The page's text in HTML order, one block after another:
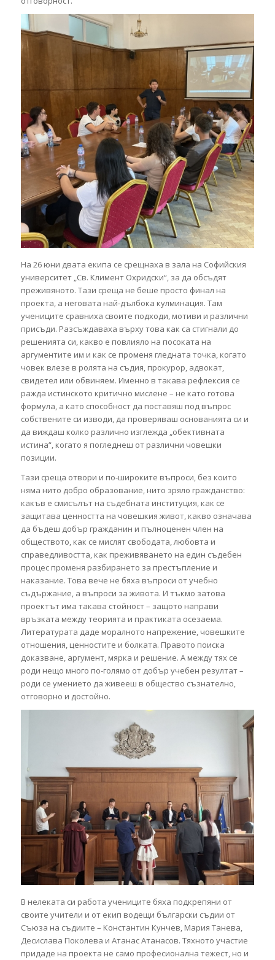
На 26 юни двата екипа се срещнаха в зала на Софийския
университет „Св. Климент Охридски“, за да обсъдят
преживяното. Тази среща не беше просто финал на
проекта, а неговата най-дълбока кулминация. Там
учениците сравниха своите подходи, мотиви и различни
присъди. Разсъждаваха върху това как са стигнали до
решенията си, какво е повлияло на посоката на
аргументите им и как се променя гледната точка, когато
човек влезе в ролята на съдия, прокурор, адвокат,
свидетел или обвиняем. Именно в такава рефлексия се
ражда истинското критично мислене – не като готова
формула, а като способност да поставяш под въпрос
собствените си изводи, да проверяваш основанията си и
да виждаш колко различно изглежда „обективната
истина“, когато я погледнеш от различни човешки
позиции.
Тази среща отвори и по-широките въпроси, без които
няма нито добро образование, нито зряло гражданство:
какъв е смисълът на съдебната институция, как се
защитава ценността на човешкия живот, какво означава
да бъдеш добър гражданин и пълноценен член на
обществото, как се мислят свободата, любовта и
справедливостта, как преживяването на един съдебен
процес променя разбирането за престъпление и
наказание. Това вече не бяха въпроси от учебно
съдържание, а въпроси за живота. И тъкмо затова
проектът има такава стойност – защото направи
връзката между теорията и практиката осезаема.
Литературата даде моралното напрежение, човешките
отношения, ценностите и болката. Правото поиска
доказване, аргумент, мярка и решение. А между тях се
роди нещо много по-голямо от добър учебен резултат –
роди се умението да живееш в общество съзнателно,
отговорно и достойно.
В нелеката си работа учениците бяха подкрепяни от
своите учители и от екип водещи български съдии от
Съюза на съдиите – Константин Кунчев, Мария Танева,
Десислава Поколева и Атанас Атанасов. Тяхното участие
придаде на проекта не само професионална тежест, но и